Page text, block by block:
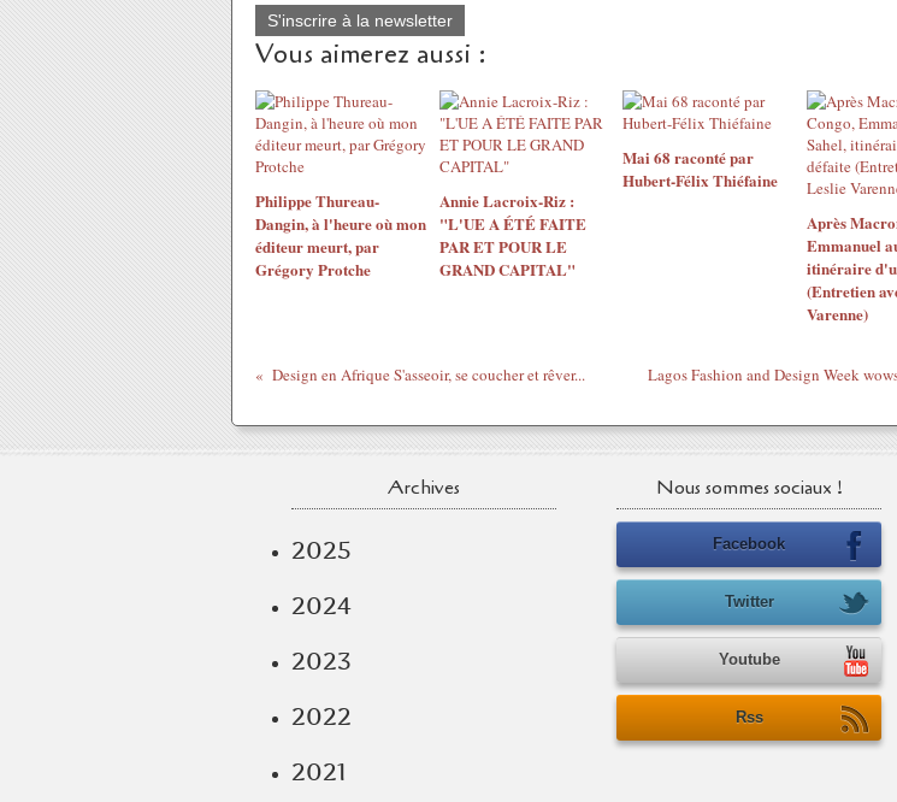
S'inscrire à la newsletter
Vous aimerez aussi :
Philippe Thureau-
Dangin, à l'heure où mon
éditeur meurt, par
Grégory Protche
Annie Lacroix-Riz :
"L'UE A ÉTÉ FAITE
PAR ET POUR LE
GRAND CAPITAL"
Mai 68 raconté par
Hubert-Félix Thiéfaine
Après
Emmanuel
itinéraire
(Entretien
Varenne)
Design en Afrique S'asseoir, se coucher et rêver... Lagos Fashion and Design Week
Archives
2025
2024
2023
2022
2021
Nous sommes sociaux !
Facebook
Twitter
Youtube
Rss